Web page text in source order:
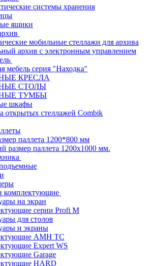
системы хранения
ящики
мобильные стеллажи для архива
архив с электронным управлением
мебель серия "Находка"
КРЕСЛА
СТОЛЫ
ТУМБЫ
шкафы
открытых стеллажей Combik
паллета 1200*800 мм
размер паллета 1200х1000 мм.
комплектующие
на экран
серии Profi M
для столов
и экраны
AMH TC
Expert WS
Garage
HARD